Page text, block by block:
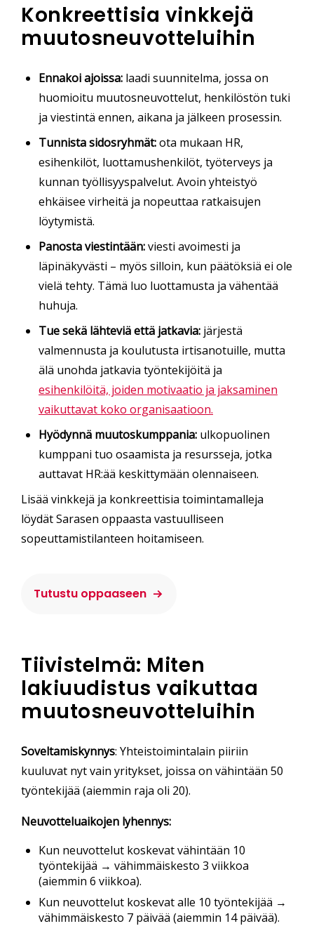
Konkreettisia vinkkejä
muutosneuvotteluihin
Ennakoi ajoissa: laadi suunnitelma, jossa on
huomioitu muutosneuvottelut, henkilöstön tuki
ja viestintä ennen, aikana ja jälkeen prosessin.
Tunnista sidosryhmät:ota mukaan HR,
esihenkilöt, luottamushenkilöt, työterveys ja
kunnan työllisyyspalvelut. Avoin yhteistyö
ehkäisee virheitä ja nopeuttaa ratkaisujen
löytymistä.
Panosta viestintään:viesti avoimesti ja
läpinäkyvästi – myös silloin, kun päätöksiä ei ole
vielä tehty. Tämä luo luottamusta ja vähentää
huhuja.
Tue sekä lähteviä että jatkavia: järjestä
valmennusta ja koulutusta irtisanotuille, mutta
älä unohda jatkavia työntekijöitä ja
esihenkilöitä, joiden motivaatio ja jaksaminen
vaikuttavat koko organisaatioon.
Hyödynnä muutoskumppania: ulkopuolinen
kumppani tuo osaamista ja resursseja, jotka
auttavat HR:ää keskittymään olennaiseen.
Lisää vinkkejä ja konkreettisia toimintamalleja
löydät Sarasen oppaasta vastuulliseen
sopeuttamistilanteen hoitamiseen.
Tutustu oppaaseen
Tiivistelmä: Miten
lakiuudistus vaikuttaa
muutosneuvotteluihin
Soveltamiskynnys: Yhteistoimintalain piiriin
kuuluvat nyt vain yritykset, joissa on vähintään 50
työntekijää (aiemmin raja oli 20).
Neuvotteluaikojen lyhennys:
Kun neuvottelut koskevat vähintään 10
työntekijää → vähimmäiskesto 3 viikkoa
(aiemmin 6 viikkoa).
Kun neuvottelut koskevat alle 10 työntekijää →
vähimmäiskesto 7 päivää (aiemmin 14 päivää).